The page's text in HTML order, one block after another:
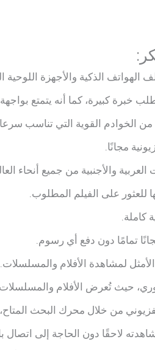
الذكية والأجهزة اللوحية
خبرة كبيرة، كما أنه يتمتع
الخوادم القوية التي تناسب
مجانًا.
والأجنبية من جميع أنحاء
على الفيلم المطلوب.
كاملة.
تمامًا دون دفع أي رسوم.
لمشاهدة الأفلام والمسلسلات.
حيث تُعرض الأفلام
من خلال محرك البحث
لاحقًا دون الحاجة إلى اتصال